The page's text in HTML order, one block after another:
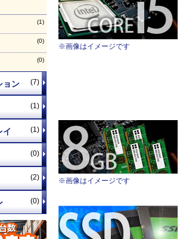
(1)
(0)
(0)
(7)
(1)
(1)
(0)
(2)
(0)
※画像はイメージです
※画像はイメージです